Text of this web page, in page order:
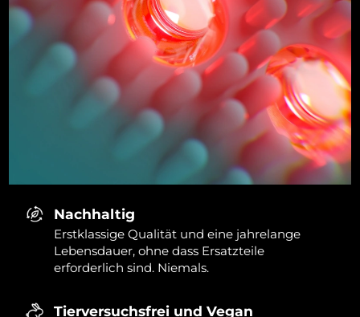
Nachhaltig
Erstklassige Qualität und eine jahrelange
Lebensdauer, ohne dass Ersatzteile
erforderlich sind. Niemals.
Tierversuchsfrei und Vegan